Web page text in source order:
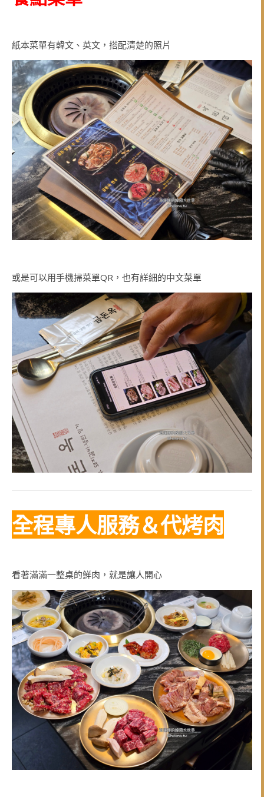
紙本菜單有韓文、英文，搭配清楚的照片
或是可以用手機掃菜單QR，也有詳細的中文菜單
全程專人服務＆代烤肉
看著滿滿一整桌的鮮肉，就是讓人開心